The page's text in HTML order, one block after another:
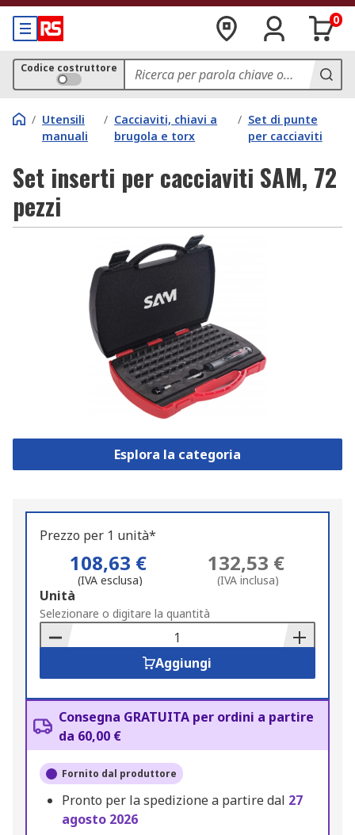
0
Codice costruttore
/ Utensili
manuali
/ Cacciaviti, chiavi a
brugola e torx
/ Set di punte
per cacciaviti
Set inserti per cacciaviti SAM, 72
pezzi
Esplora la categoria
Prezzo per 1 unità*
108,63 €
(IVA esclusa)
132,53 €
(IVA inclusa)
Add
to
Basket
Unità
Selezionare o digitare la quantità
Aggiungi
Consegna GRATUITA per ordini a partire
da 60,00 €
Fornito dal produttore
Pronto per la spedizione a partire dal 27
agosto 2026